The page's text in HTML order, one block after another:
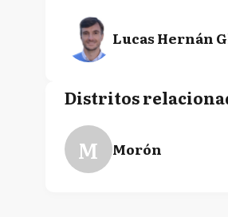
Lucas Hernán
Distritos
M Morón